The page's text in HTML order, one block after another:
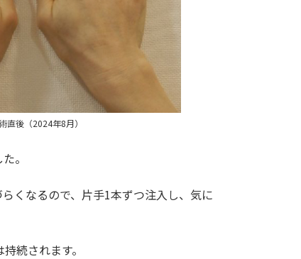
直後（2024年8月）
。
くなるので、片手1本ずつ注入し、気に
続されます。